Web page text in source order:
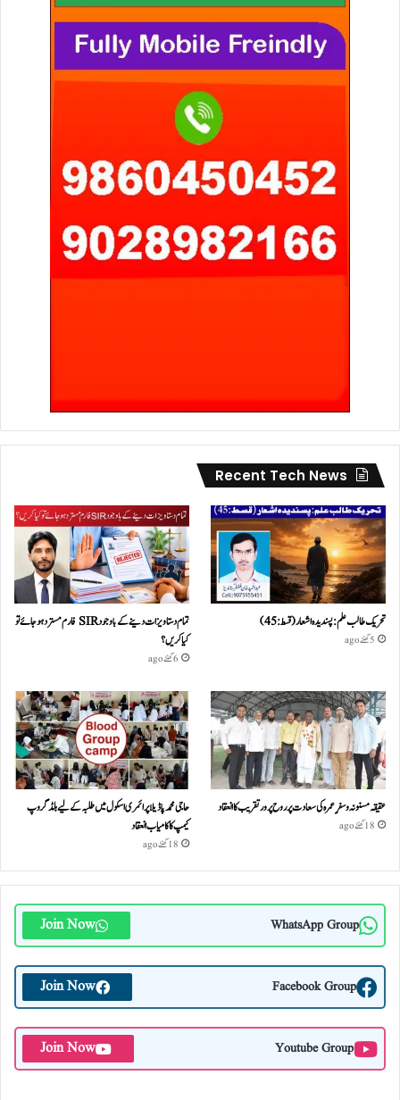
Recent Tech News
تحریک طالب علم: پسندیدہ اشعار (قسط:45)
5 گھنٹے ago
تمام دستاویزات دینے کے باوجود SIR فارم مسترد ہو جائے تو
کیا کریں؟
6 گھنٹے ago
عقیقہ مسنونہ و سفرِ عمرہ کی سعادت پر روح پرور تقریب کا انعقاد
18 گھنٹے ago
حاجی محمد پاڈیلا پرائمری اسکول میں طلبہ کے لیے بلڈ گروپ
کیمپ کا کامیاب انعقاد
18 گھنٹے ago
WhatsApp Group
Join Now
Facebook Group
Join Now
Youtube Group
Join Now